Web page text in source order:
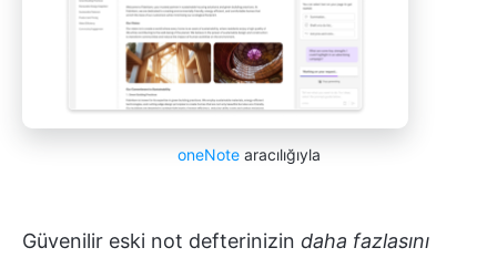
oneNotearacılığıyla
Güvenilir eski not defterinizin daha fazlasını